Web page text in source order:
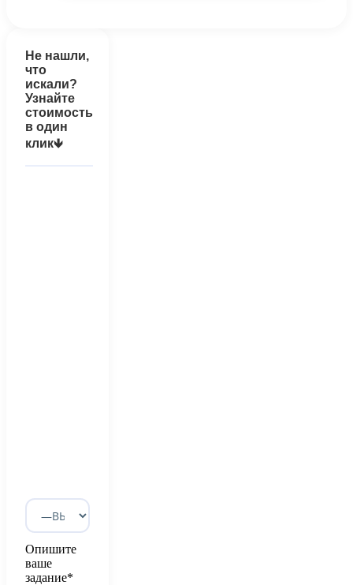
Не нашли,
что
искали?
Узнайте
стоимость
в один
клик🡻
Опишите
ваше
задание*